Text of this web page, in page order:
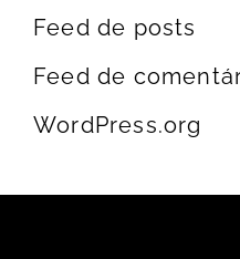
Feed de posts
Feed de
WordPress.org